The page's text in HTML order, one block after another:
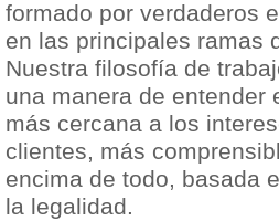
formado por verdaderos
en las principales ramas
Nuestra filosofía de
una manera de entender
más cercana a los
clientes, más
encima de todo, basada
la legalidad.